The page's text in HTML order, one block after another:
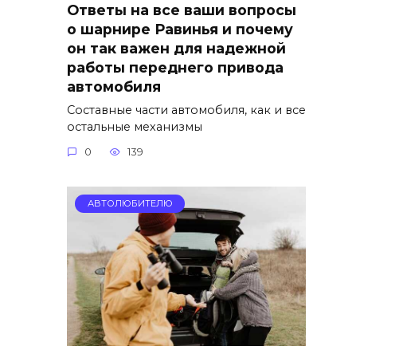
Ответы на все ваши вопросы
о шарнире Равинья и почему
он так важен для надежной
работы переднего привода
автомобиля
Составные части автомобиля, как и все
остальные механизмы
0 139
АВТОЛЮБИТЕЛЮ